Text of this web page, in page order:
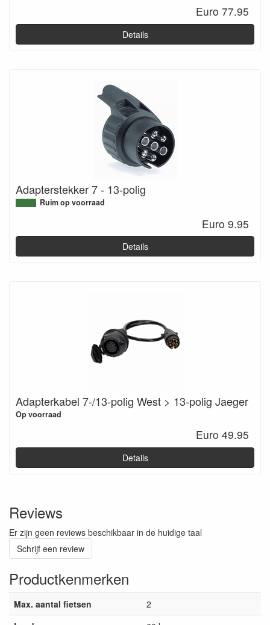
Euro 77.95
Details
Adapterstekker 7 - 13-polig
Ruim op voorraad
Euro 9.95
Details
Adapterkabel 7-/13-polig West > 13-polig Jaeger
Op voorraad
Euro 49.95
Details
Reviews
Er zijn geen reviews beschikbaar in de huidige taal
Schrijf een review
Productkenmerken
Max. aantal fietsen
2